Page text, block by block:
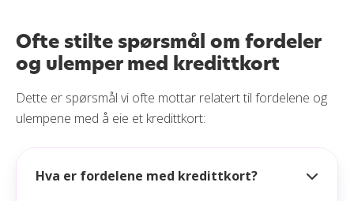
Ofte stilte spørsmål om fordeler
og ulemper med kredittkort
Dette er spørsmål vi ofte mottar relatert til fordelene og
ulempene med å eie et kredittkort:
Hva er fordelene med kredittkort?